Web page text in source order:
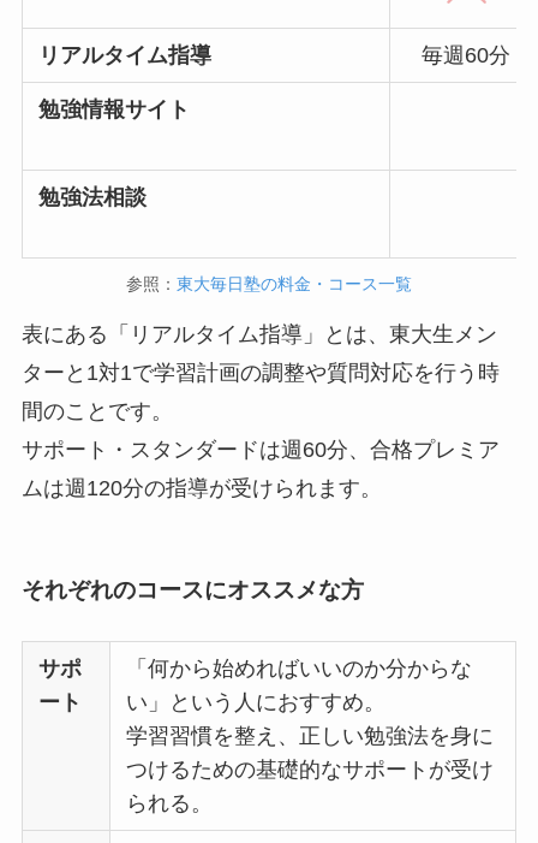
リアルタイム指導 毎週60分
勉強情報サイト
勉強法相談
参照： 東大毎日塾の料金・コース一覧
表にある「リアルタイム指導」とは、東大生メン
ターと1対1で学習計画の調整や質問対応を行う時
間のことです。
サポート・スタンダードは週60分、合格プレミア
ムは週120分の指導が受けられます。
それぞれのコースにオススメな方
サポ
ート
「何から始めればいいのか分からな
い」という人におすすめ。
学習習慣を整え、正しい勉強法を身に
つけるための基礎的なサポートが受け
られる。